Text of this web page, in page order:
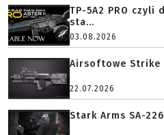
TP-5A2 PRO czyli
sta...
03.08.2026
Airsoftowe Strike
22.07.2026
Stark Arms SA-